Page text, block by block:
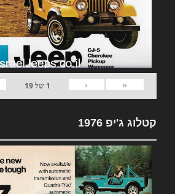
«
‹
1 של19
קטלוג ג'יפ 1976